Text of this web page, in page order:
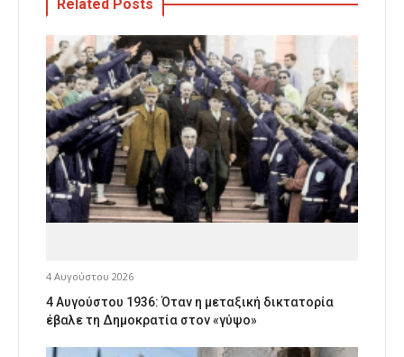
Related Posts
4 Αυγούστου 2026
4 Αυγούστου 1936: Όταν η μεταξική δικτατορία
έβαλε τη Δημοκρατία στον «γύψο»